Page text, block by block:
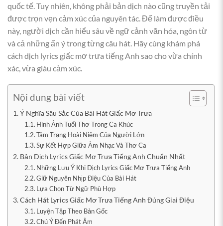
quốc tế. Tuy nhiên, không phải bản dịch nào cũng truyền tải
được trọn vẹn cảm xúc của nguyên tác. Để làm được điều
này, người dịch cần hiểu sâu về ngữ cảnh văn hóa, ngôn từ
và cả những ẩn ý trong từng câu hát. Hãy cùng khám phá
cách dịch lyrics giấc mơ trưa tiếng Anh sao cho vừa chính
xác, vừa giàu cảm xúc.
Nội dung bài viết
Ý Nghĩa Sâu Sắc Của Bài Hát Giấc Mơ Trưa
Hình Ảnh Tuổi Thơ Trong Ca Khúc
Tâm Trạng Hoài Niệm Của Người Lớn
Sự Kết Hợp Giữa Âm Nhạc Và Thơ Ca
Bản Dịch Lyrics Giấc Mơ Trưa Tiếng Anh Chuẩn Nhất
Những Lưu Ý Khi Dịch Lyrics Giấc Mơ Trưa Tiếng Anh
Giữ Nguyên Nhịp Điệu Của Bài Hát
Lựa Chọn Từ Ngữ Phù Hợp
Cách Hát Lyrics Giấc Mơ Trưa Tiếng Anh Đúng Giai Điệu
Luyện Tập Theo Bản Gốc
Chú Ý Đến Phát Âm